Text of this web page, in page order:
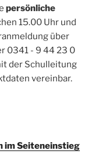
persönliche
15.00 Uhr und
über
0341 - 9 44 23 0
der Schulleitung
vereinbar.
im Seiteneinstieg